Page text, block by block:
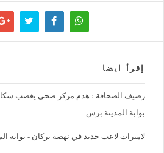
إقرأ ايضا
رصيف الصحافة : هدم مركز صحي يغضب سكان
بوابة المدينة برس
لاميرات لاعب جديد في نهضة بركان - بوابة